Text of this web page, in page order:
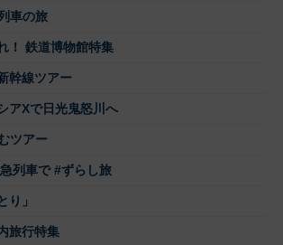
車の旅
！ 鉄道博物館特集
幹線ツアー
アXで日光鬼怒川へ
ツアー
列車で #ずらし旅
り」
旅行特集